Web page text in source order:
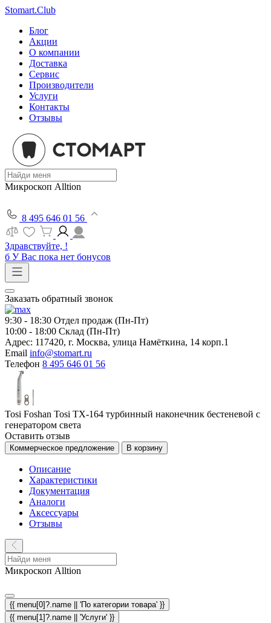
Stomart.Club
Блог
Акции
О компании
Доставка
Сервис
Производители
Услуги
Контакты
Отзывы
Микроскоп Alltion
8 495 646 01 56
Здравствуйте, !
б У Вас пока нет бонусов
Заказать обратный звонок
9:30 - 18:30 Отдел продаж (Пн-Пт)
10:00 - 18:00 Склад (Пн-Пт)
Адрес: 117420, г. Москва, улица Намёткина, 14 корп.1
Email info@stomart.ru
Телефон 8 495 646 01 56
Tosi Foshan Tosi TX-164 турбинный наконечник бестеневой с
генератором света
Оставить отзыв
Коммерческое предложение В корзину
Описание
Характеристики
Документация
Аналоги
Аксессуары
Отзывы
Микроскоп Alltion
{{ menu[0]?.name || 'По категории товара' }}
{{ menu[1]?.name || 'Услуги' }}